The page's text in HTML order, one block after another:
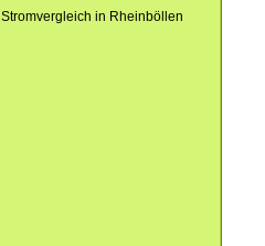
Stromvergleich in Rheinböllen